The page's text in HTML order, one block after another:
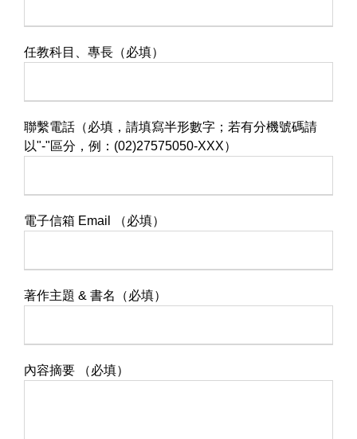
任教科目、專長（必填）
聯繫電話（必填，請填寫半形數字；若有分機號碼請
以"-"區分，例：(02)27575050-XXX）
電子信箱 Email （必填）
著作主題 & 書名（必填）
內容摘要 （必填）